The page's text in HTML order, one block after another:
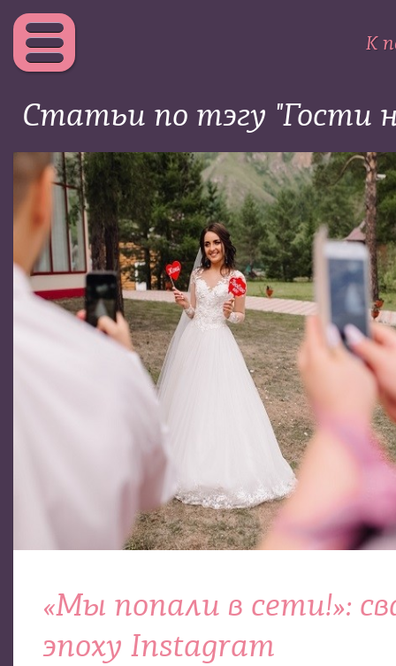
К
Статьи по тэгу "Гости
«Мы попали в сети!»:
эпоху Instagram